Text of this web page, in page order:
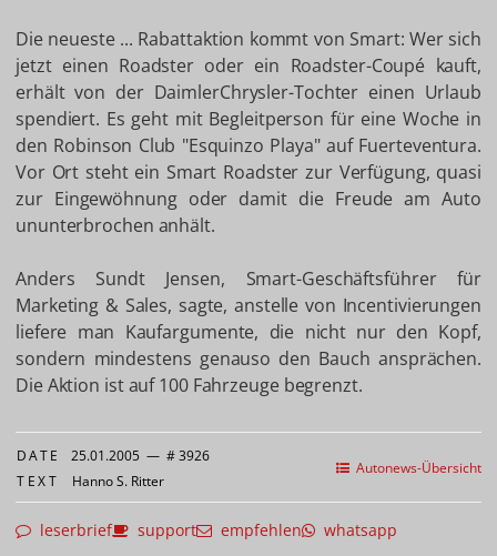
Die neueste ... Rabattaktion kommt von Smart: Wer sich
jetzt einen Roadster oder ein Roadster-Coupé kauft,
erhält von der DaimlerChrysler-Tochter einen Urlaub
spendiert. Es geht mit Begleitperson für eine Woche in
den Robinson Club "Esquinzo Playa" auf Fuerteventura.
Vor Ort steht ein Smart Roadster zur Verfügung, quasi
zur Eingewöhnung oder damit die Freude am Auto
ununterbrochen anhält.
Anders Sundt Jensen, Smart-Geschäftsführer für
Marketing & Sales, sagte, anstelle von Incentivierungen
liefere man Kaufargumente, die nicht nur den Kopf,
sondern mindestens genauso den Bauch ansprächen.
Die Aktion ist auf 100 Fahrzeuge begrenzt.
Autonews-Übersicht
DATE 25.01.2005 — # 3926
TEXT Hanno S. Ritter
leserbrief support empfehlen whatsapp